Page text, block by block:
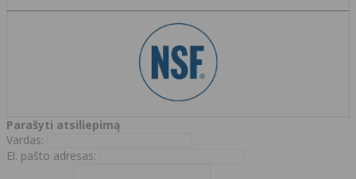
Parašyti atsiliepimą
Vardas:
El. pašto adresas: